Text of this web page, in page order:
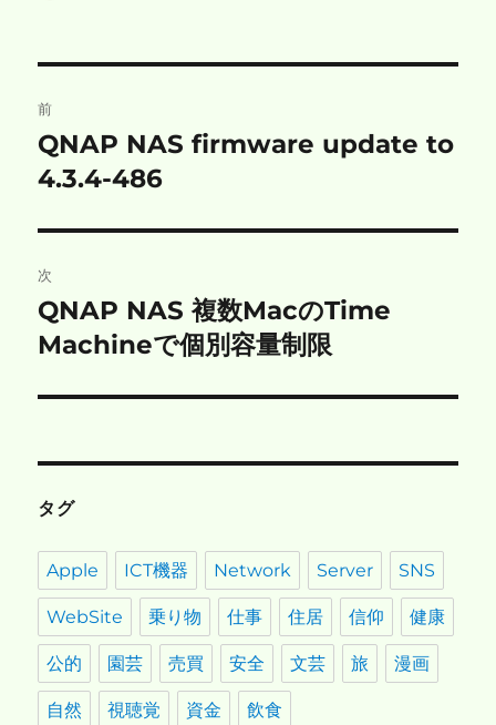
稿
ナ
ビ
ゲ
ー
ン
前
前
の
稿:
QNAP NAS firmware update to
4.3.4-486
次
次
の
稿:
QNAP NAS 複数MacのTime
Machineで個別容量制限
タグ
Apple ICT機器 Network Server SNS
WebSite 乗り物 仕事 住居 信仰 健康
公的 園芸 売買 安全 文芸 旅 漫画
自然 視聴覚 資金 飲食